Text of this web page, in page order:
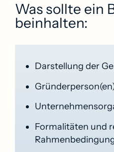
Was sollte ein
beinhalten:
Darstellung der
Formalitäten und